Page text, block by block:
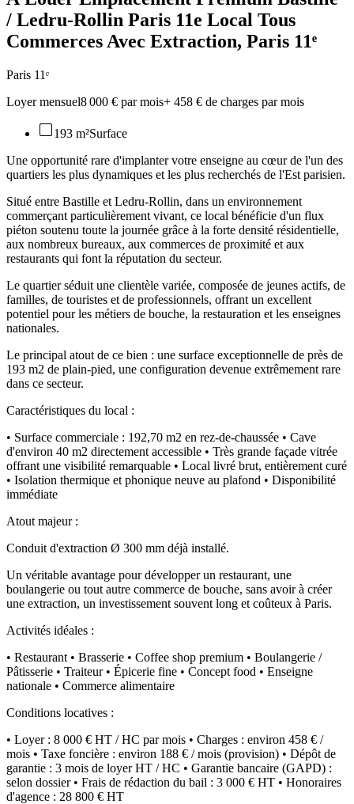
/ Ledru-Rollin Paris 11e Local Tous
Commerces Avec Extraction, Paris 11ᵉ
Paris 11ᵉ
Loyer mensuel8 000 € par mois+ 458 € de charges par mois
193 m²Surface
Une opportunité rare d'implanter votre enseigne au cœur de l'un des
quartiers les plus dynamiques et les plus recherchés de l'Est parisien.
Situé entre Bastille et Ledru-Rollin, dans un environnement
commerçant particulièrement vivant, ce local bénéficie d'un flux
piéton soutenu toute la journée grâce à la forte densité résidentielle,
aux nombreux bureaux, aux commerces de proximité et aux
restaurants qui font la réputation du secteur.
Le quartier séduit une clientèle variée, composée de jeunes actifs, de
familles, de touristes et de professionnels, offrant un excellent
potentiel pour les métiers de bouche, la restauration et les enseignes
nationales.
Le principal atout de ce bien : une surface exceptionnelle de près de
193 m2 de plain-pied, une configuration devenue extrêmement rare
dans ce secteur.
Caractéristiques du local :
• Surface commerciale : 192,70 m2 en rez-de-chaussée • Cave
d'environ 40 m2 directement accessible • Très grande façade vitrée
offrant une visibilité remarquable • Local livré brut, entièrement curé
• Isolation thermique et phonique neuve au plafond • Disponibilité
immédiate
Atout majeur :
Conduit d'extraction Ø 300 mm déjà installé.
Un véritable avantage pour développer un restaurant, une
boulangerie ou tout autre commerce de bouche, sans avoir à créer
une extraction, un investissement souvent long et coûteux à Paris.
Activités idéales :
• Restaurant • Brasserie • Coffee shop premium • Boulangerie /
Pâtisserie • Traiteur • Épicerie fine • Concept food • Enseigne
nationale • Commerce alimentaire
Conditions locatives :
• Loyer : 8 000 € HT / HC par mois • Charges : environ 458 € /
mois • Taxe foncière : environ 188 € / mois (provision) • Dépôt de
garantie : 3 mois de loyer HT / HC • Garantie bancaire (GAPD) :
selon dossier • Frais de rédaction du bail : 3 000 € HT • Honoraires
d'agence : 28 800 € HT